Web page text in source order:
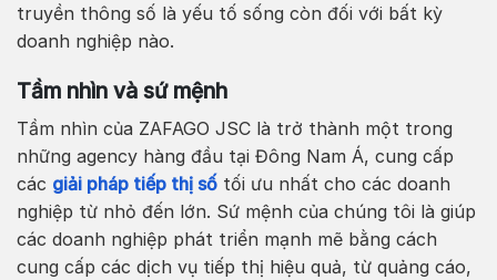
truyền thông số là yếu tố sống còn đối với bất kỳ
doanh nghiệp nào.
Tầm nhìn và sứ mệnh
Tầm nhìn của ZAFAGO JSC là trở thành một trong
những agency hàng đầu tại Đông Nam Á, cung cấp
các giải pháp tiếp thị sốtối ưu nhất cho các doanh
nghiệp từ nhỏ đến lớn. Sứ mệnh của chúng tôi là giúp
các doanh nghiệp phát triển mạnh mẽ bằng cách
cung cấp các dịch vụ tiếp thị hiệu quả, từ quảng cáo,